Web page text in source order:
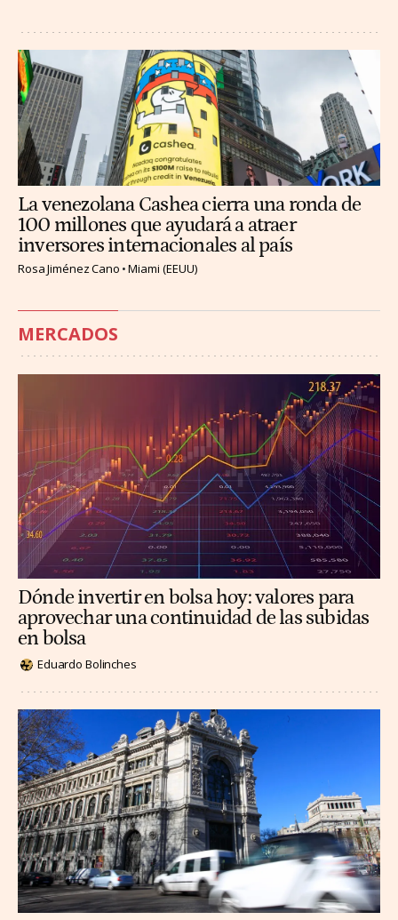
La venezolana Cashea cierra una ronda de
100 millones que ayudará a atraer
inversores internacionales al país
Rosa Jiménez Cano Miami (EEUU)
MERCADOS
Dónde invertir en bolsa hoy: valores para
aprovechar una continuidad de las subidas
en bolsa
Eduardo Bolinches